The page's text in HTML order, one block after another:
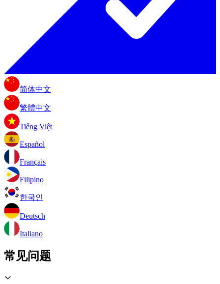
简体中文
繁體中文
Tiếng Việt
Español
Français
Filipino
한국인
Deutsch
Italiano
常见问题